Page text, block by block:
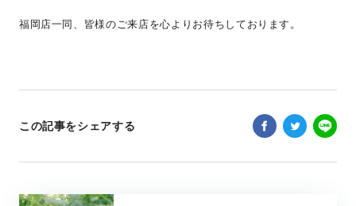
福岡店一同、皆様のご来店を心よりお待ちしております。
この記事をシェアする